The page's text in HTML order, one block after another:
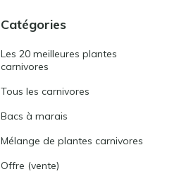
Catégories
Les 20 meilleures plantes
carnivores
Tous les carnivores
Bacs à marais
Mélange de plantes carnivores
Offre (vente)